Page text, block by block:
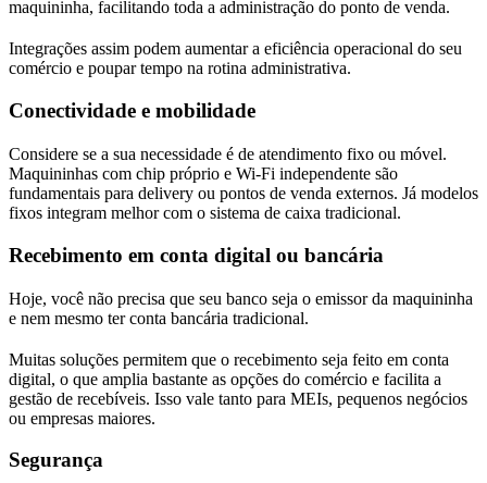
maquininha, facilitando toda a administração do ponto de venda.
Integrações assim podem aumentar a eficiência operacional do seu
comércio e poupar tempo na rotina administrativa.
Conectividade e mobilidade
Considere se a sua necessidade é de atendimento fixo ou móvel.
Maquininhas com chip próprio e Wi-Fi independente são
fundamentais para delivery ou pontos de venda externos. Já modelos
fixos integram melhor com o sistema de caixa tradicional.
Recebimento em conta digital ou bancária
Hoje, você não precisa que seu banco seja o emissor da maquininha
e nem mesmo ter conta bancária tradicional.
Muitas soluções permitem que o recebimento seja feito em conta
digital, o que amplia bastante as opções do comércio e facilita a
gestão de recebíveis. Isso vale tanto para MEIs, pequenos negócios
ou empresas maiores.
Segurança